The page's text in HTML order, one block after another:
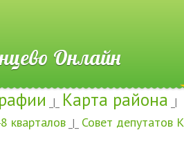
Онлайн
_|_ Карта района _|
кварталов _|_ Совет депутатов